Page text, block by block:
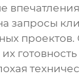
запросы
проектов.
их